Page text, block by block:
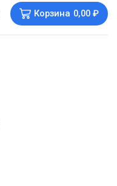
Корзина 0,00 ₽